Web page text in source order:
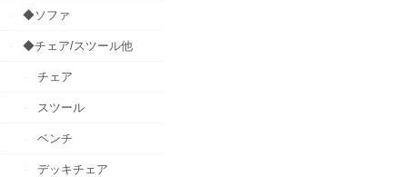
◆ソファ
◆チェア/スツール他
チェア
スツール
ベンチ
デッキチェア